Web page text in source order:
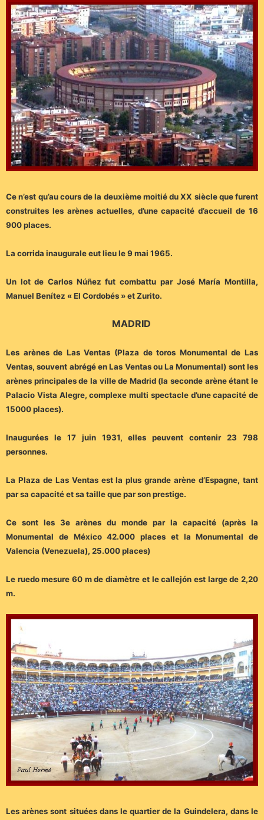
Ce n’est qu’au cours de la deuxième moitié du XX siècle que furent
construites les arènes actuelles, d’une capacité d’accueil de 16
900 places.
La corrida inaugurale eut lieu le 9 mai 1965.
Un lot de Carlos Núñez fut combattu par José María Montilla,
Manuel Benítez « El Cordobés » et Zurito.
MADRID
Les arènes de Las Ventas (Plaza de toros Monumental de Las
Ventas, souvent abrégé en Las Ventas ou La Monumental) sont les
arènes principales de la ville de Madrid (la seconde arène étant le
Palacio Vista Alegre, complexe multi spectacle d’une capacité de
15000 places).
Inaugurées le 17 juin 1931, elles peuvent contenir 23 798
personnes.
La Plaza de Las Ventas est la plus grande arène d’Espagne, tant
par sa capacité et sa taille que par son prestige.
Ce sont les 3e arènes du monde par la capacité (après la
Monumental de México 42.000 places et la Monumental de
Valencia (Venezuela), 25.000 places)
Le ruedo mesure 60 m de diamètre et le callejón est large de 2,20
m.
Les arènes sont situées dans le quartier de la Guindelera, dans le